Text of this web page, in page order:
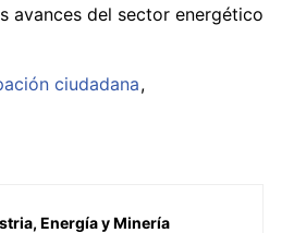
avances del sector energético
ciudadana
Energía y Minería